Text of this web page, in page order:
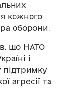
кожного
оборони.
що НАТО
і
підтримку
агресії та